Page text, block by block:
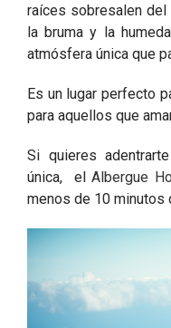
raíces sobresalen
la bruma y la
atmósfera única que
Es un lugar perfecto
para aquellos que
Si quieres
única, elAlbergue
menos de 10 minutos